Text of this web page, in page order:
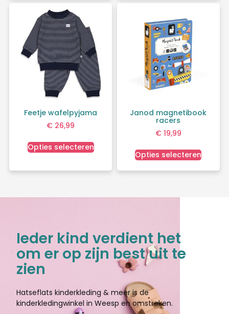
Feetje wafelpyjama
€ 26,99
Opties selecteren
Janod magnetibook
racers
€19,99
Opties selecteren
Ieder kind verdient het
om er op zijn best uit te
zien
Hatseflats kinderkleding & meer is de
kinderkledingwinkel in Weesp en omstreken.